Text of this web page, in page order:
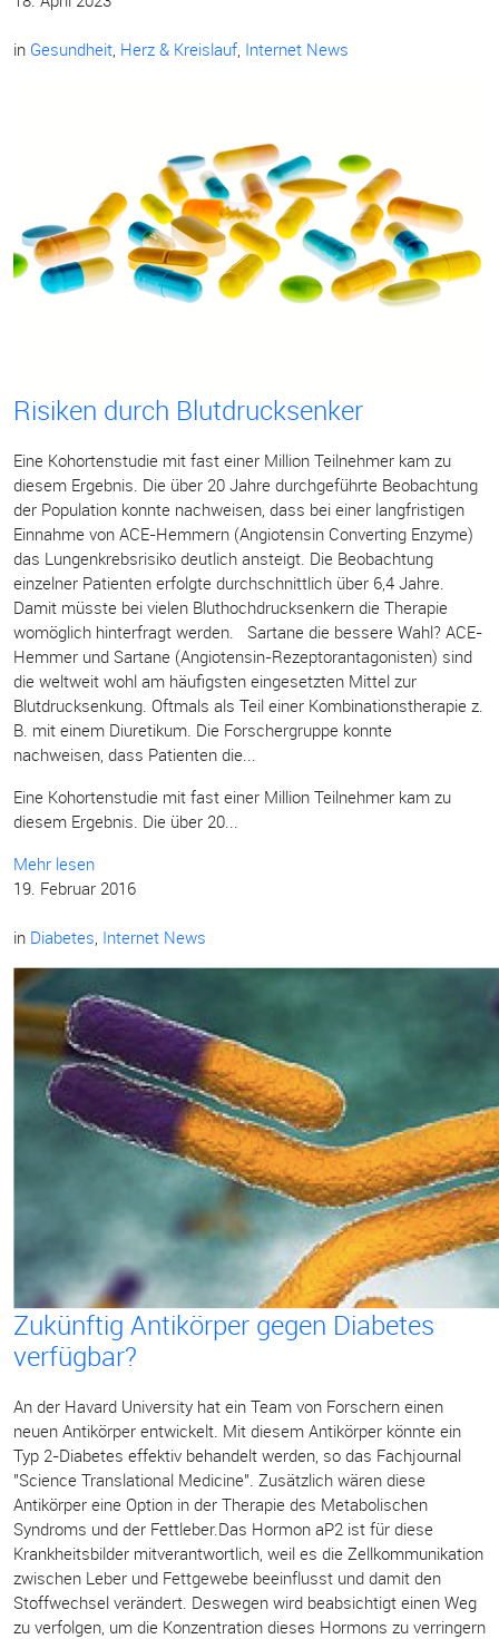
in Gesundheit, Herz & Kreislauf, Internet News
Risiken durch Blutdrucksenker
Eine Kohortenstudie mit fast einer Million Teilnehmer kam zu
diesem Ergebnis. Die über 20 Jahre durchgeführte Beobachtung
der Population konnte nachweisen, dass bei einer langfristigen
Einnahme von ACE-Hemmern (Angiotensin Converting Enzyme)
das Lungenkrebsrisiko deutlich ansteigt. Die Beobachtung
einzelner Patienten erfolgte durchschnittlich über 6,4 Jahre.
Damit müsste bei vielen Bluthochdrucksenkern die Therapie
womöglich hinterfragt werden. Sartane die bessere Wahl? ACE-
Hemmer und Sartane (Angiotensin-Rezeptorantagonisten) sind
die weltweit wohl am häufigsten eingesetzten Mittel zur
Blutdrucksenkung. Oftmals als Teil einer Kombinationstherapie z.
B. mit einem Diuretikum. Die Forschergruppe konnte
nachweisen, dass Patienten die...
Eine Kohortenstudie mit fast einer Million Teilnehmer kam zu
diesem Ergebnis. Die über 20...
Mehr lesen
19. Februar 2016
in Diabetes, Internet News
Zukünftig Antikörper gegen Diabetes
verfügbar?
An der Havard University hat ein Team von Forschern einen
neuen Antikörper entwickelt. Mit diesem Antikörper könnte ein
Typ 2-Diabetes effektiv behandelt werden, so das Fachjournal
"Science Translational Medicine". Zusätzlich wären diese
Antikörper eine Option in der Therapie des Metabolischen
Syndroms und der Fettleber.Das Hormon aP2 ist für diese
Krankheitsbilder mitverantwortlich, weil es die Zellkommunikation
zwischen Leber und Fettgewebe beeinflusst und damit den
Stoffwechsel verändert. Deswegen wird beabsichtigt einen Weg
zu verfolgen, um die Konzentration dieses Hormons zu verringern